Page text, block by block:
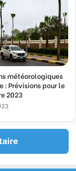
météorologiques
: Prévisions pour le
2023